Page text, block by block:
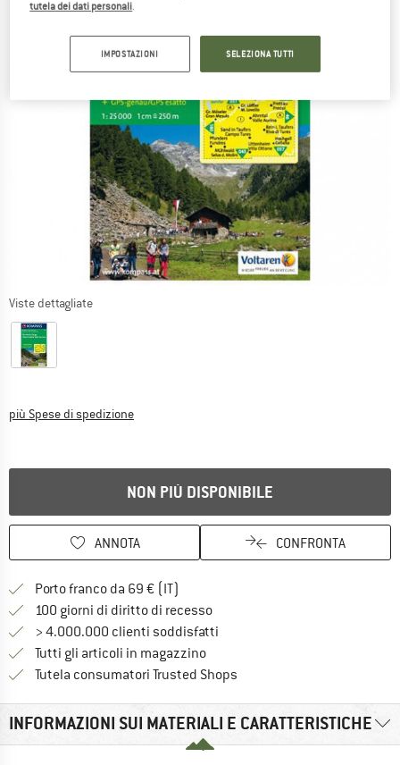
Viste dettagliate
più Spese di spedizioneInformazioni sui costi di spedizione. Si apre in
NON PIÙ DISPONIBILE
ANNOTA CONFRONTA
Porto franco da 69 € (IT)
100 giorni di diritto di recessoVai alla politica di recesso qui
> 4.000.000 clienti soddisfatti
Tutti gli articoli in magazzino
Tutela consumatori Trusted Shops
INFORMAZIONI SUI MATERIALI E CARATTERISTICHE
tutela dei dati personali.
IMPOSTAZIONI SELEZIONA TUTTI